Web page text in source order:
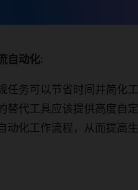
自动化:
任务可以节省时间并简化
替代工具应该提供高度自
动化工作流程，从而提高